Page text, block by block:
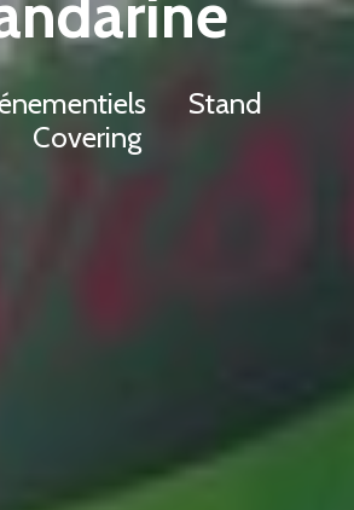
Stand
Covering